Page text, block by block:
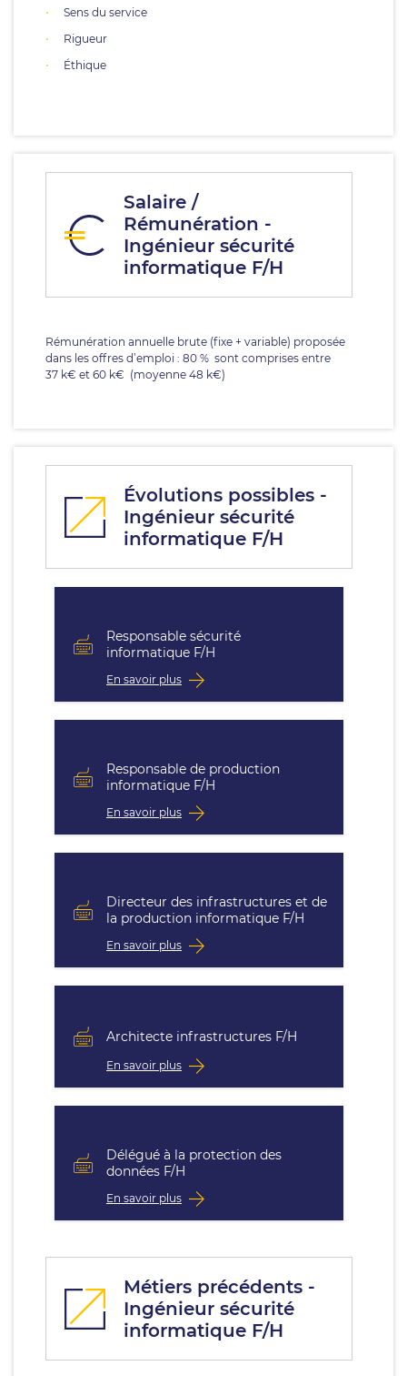
Sens du service
Rigueur
Éthique
Salaire /
Rémunération -
Ingénieur sécurité
informatique F/H
Rémunération annuelle brute (fixe + variable) proposée
dans les offres d’emploi : 80 % sont comprises entre
37 k€ et 60 k€ (moyenne 48 k€)
Évolutions possibles -
Ingénieur sécurité
informatique F/H
Responsable sécurité
informatique F/H
En savoir plus
Responsable de production
informatique F/H
En savoir plus
Directeur des infrastructures et de
la production informatique F/H
En savoir plus
Architecte infrastructures F/H
En savoir plus
Délégué à la protection des
données F/H
En savoir plus
Métiers précédents -
Ingénieur sécurité
informatique F/H